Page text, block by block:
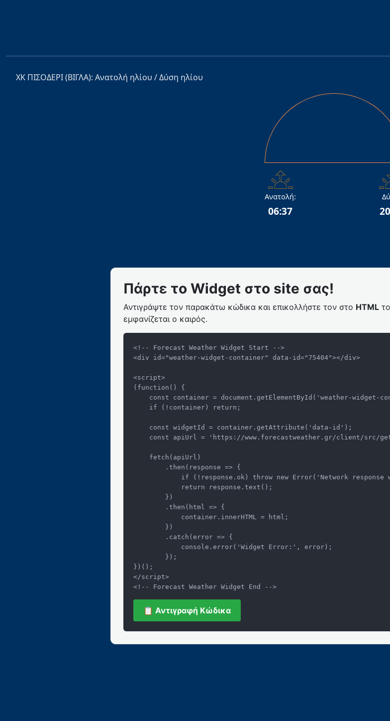
ΧΚ ΠΙΣΟΔΕΡΙ (ΒΙΓΛΑ): Ανατολή ηλίου / Δύση ηλίου
Ανατολή:
06:37
Πάρτε το Widget στο site σας!
Αντιγράψτε τον παρακάτω κώδικα και επικολλήστε τον στο HTML
εμφανίζεται ο καιρός.
<!-- Forecast Weather Widget Start -->
<div id="weather-widget-container" data-id="75404"></div>
<script>
(function() {
})();
</script>
<!-- Forecast Weather Widget End -->
📋 Αντιγραφή Κώδικα